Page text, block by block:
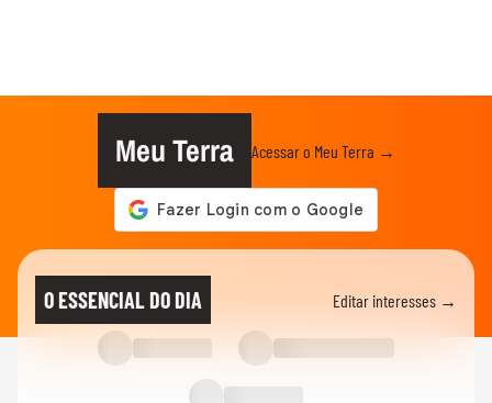
Meu Terra Acessar o Meu Terra →
O ESSENCIAL DO DIA Editar interesses →